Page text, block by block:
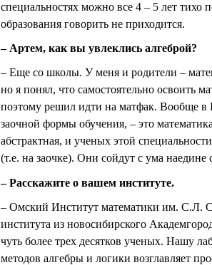
специальностях можно все 4 – 5 лет тихо
образования говорить не приходится.
– Артем, как вы увлеклись алгеброй?
– Еще со школы. У меня и родители –
но я понял, что самостоятельно освоить
поэтому решил идти на матфак. Вообще в
заочной формы обучения, – это
абстрактная, и ученых этой
(т.е. на заочке). Они сойдут с ума наедине
– Расскажите о вашем институте.
– Омский Институт математики им. С.Л.
института из новосибирского
чуть более трех десятков ученых. Нашу
методов алгебры и логики возглавляет